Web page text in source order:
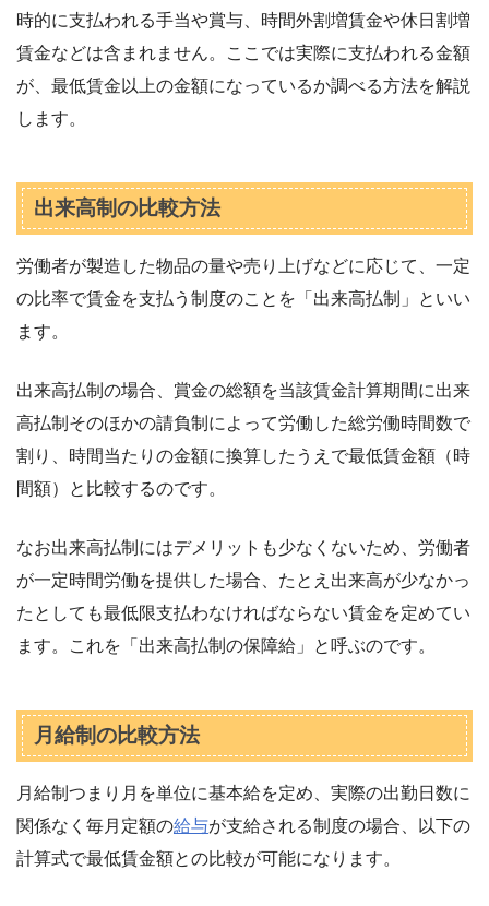
時的に支払われる手当や賞与、時間外割増賃金や休日割増
賃金などは含まれません。ここでは実際に支払われる金額
が、最低賃金以上の金額になっているか調べる方法を解説
します。
出来高制の比較方法
労働者が製造した物品の量や売り上げなどに応じて、一定
の比率で賃金を支払う制度のことを「出来高払制」といい
ます。
出来高払制の場合、賞金の総額を当該賃金計算期間に出来
高払制そのほかの請負制によって労働した総労働時間数で
割り、時間当たりの金額に換算したうえで最低賃金額（時
間額）と比較するのです。
なお出来高払制にはデメリットも少なくないため、労働者
が一定時間労働を提供した場合、たとえ出来高が少なかっ
たとしても最低限支払わなければならない賃金を定めてい
ます。これを「出来高払制の保障給」と呼ぶのです。
月給制の比較方法
月給制つまり月を単位に基本給を定め、実際の出勤日数に
関係なく毎月定額の給与が支給される制度の場合、以下の
計算式で最低賃金額との比較が可能になります。